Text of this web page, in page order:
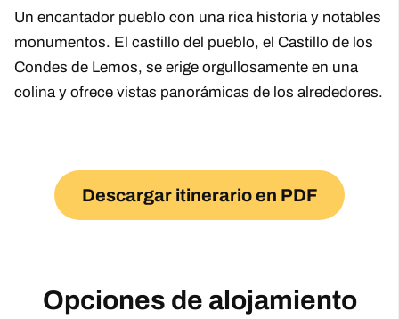
Un encantador pueblo con una rica historia y notables
monumentos. El castillo del pueblo, el Castillo de los
Condes de Lemos, se erige orgullosamente en una
colina y ofrece vistas panorámicas de los alrededores.
Descargar itinerario en PDF
Opciones de alojamiento